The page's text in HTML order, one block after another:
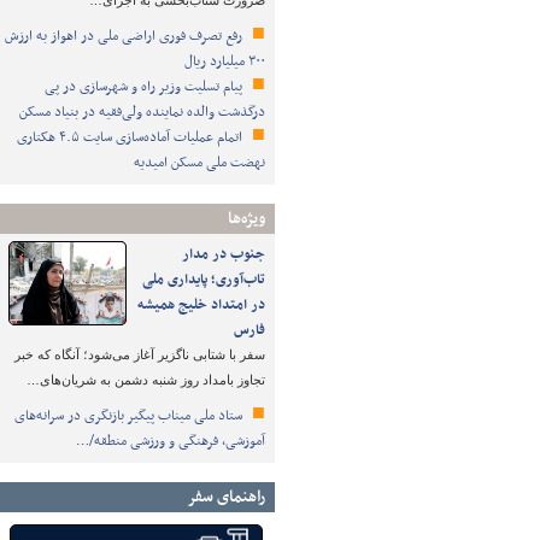
رفع تصرف فوری اراضی ملی در اهواز به ارزش
۳۰۰ میلیارد ریال
پیام تسلیت وزیر راه و شهرسازی در پی
درگذشت والده نماینده ولی‌فقیه در بنیاد مسکن
اتمام عملیات آماده‌سازی سایت ۴.۵ هکتاری
نهضت ملی مسکن امیدیه
ویژه‌ها
جنوب در مدار
تاب‌آوری؛ پایداری ملی
در امتداد خلیج همیشه
فارس
سفر با شتابی ناگزیر آغاز می‌شود؛ آنگاه که خبر
تجاوز بامداد روز شنبه دشمن به شریان‌های…
ستاد ملی میناب پیگیر بازنگری در سرانه‌های
آموزشی، فرهنگی و ورزشی منطقه/…
راهنمای سفر